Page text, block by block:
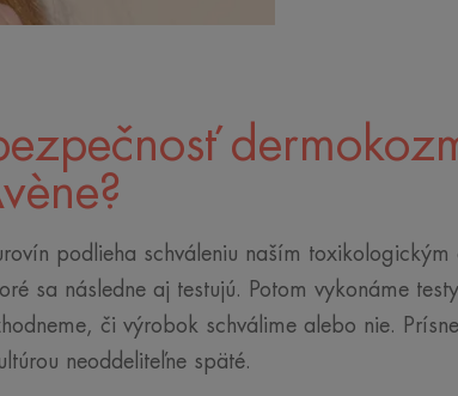
podlieha schváleniu naším
sa následne aj testujú. Potom vykonáme
či výrobok schválime alebo nie.
neoddeliteľne späté.